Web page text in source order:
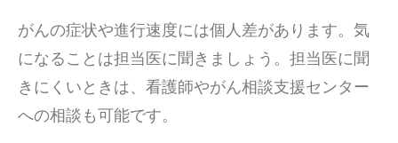
がんの症状や進行速度には個人差があります。気
になることは担当医に聞きましょう。担当医に聞
きにくいときは、看護師やがん相談支援センター
への相談も可能です。